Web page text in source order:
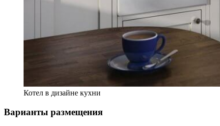
Котел в дизайне кухни
Варианты размещения